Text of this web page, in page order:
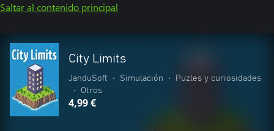
Saltar al contenido principal
City Limits
JanduSoft • Simulación •
Puzles y curiosidades
•
Otros
4,99 €